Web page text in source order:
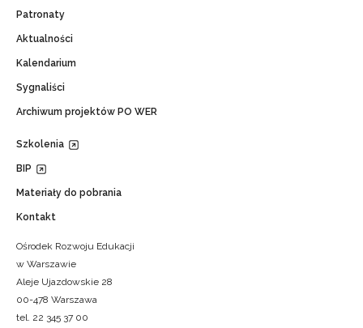
Patronaty
Aktualności
Kalendarium
Sygnaliści
Archiwum projektów PO WER
Szkolenia
BIP
Materiały do pobrania
Kontakt
Ośrodek Rozwoju Edukacji
w Warszawie
Aleje Ujazdowskie 28
00-478 Warszawa
tel. 22 345 37 00